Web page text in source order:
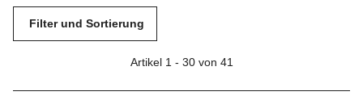
Filter und Sortierung
Artikel 1 - 30 von 41